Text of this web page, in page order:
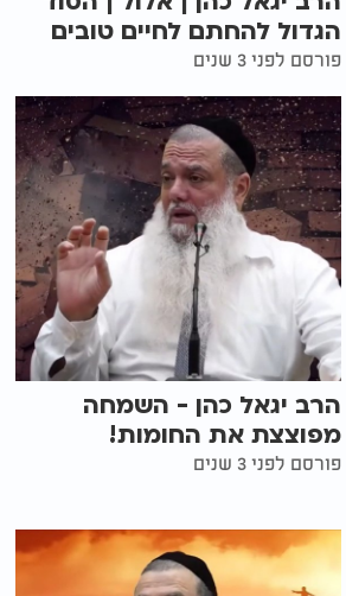
הגדול להחתם לחיים טובים
פורסם לפני 3 שנים
הרב יגאל כהן - השמחה
מפוצצת את החומות!
פורסם לפני 3 שנים